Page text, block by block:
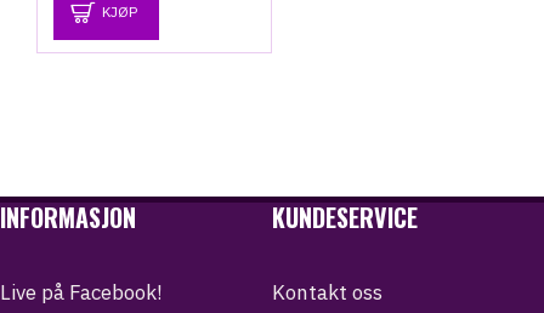
KJØP
INFORMASJON
Live på Facebook!
KUNDESERVICE
Kontakt oss